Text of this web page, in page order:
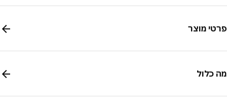
מוצר